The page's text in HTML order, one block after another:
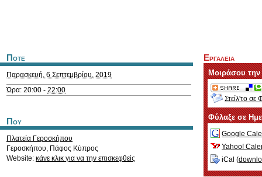
Ποτε
Παρασκευή, 6 Σεπτεμβρίου, 2019
Ώρα: 20:00 - 22:00
Που
Πλατεία Γεροσκήπου
Γεροσκήπου, Πάφος Κύπρος
Website: κάνε κλικ για να την επισκεφθείς
Εργαλεια
Μοιράσου
Στείλ'το σε
Φύλαξε σε
Google
Yahoo!
iCal (